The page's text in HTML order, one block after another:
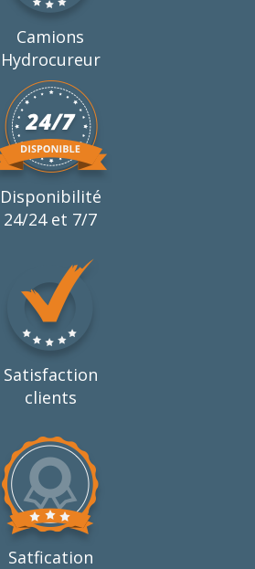
Camions
Hydrocureur
Disponibilité
24/24 et 7/7
Satisfaction
clients
Satfication